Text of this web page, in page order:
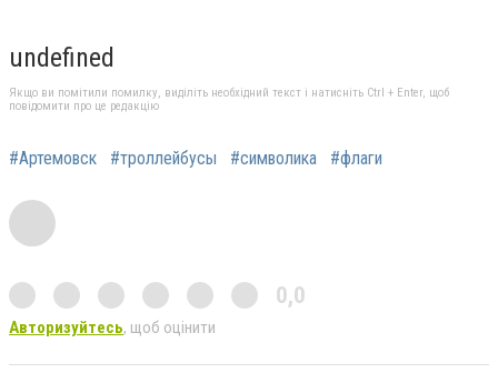
undefined
Якщо ви помітили помилку, виділіть необхідний текст і натисніть Ctrl + Enter, щоб
повідомити про це редакцію
#Артемовск #троллейбусы #символика #флаги
0,0
Авторизуйтесь, щоб оцінити